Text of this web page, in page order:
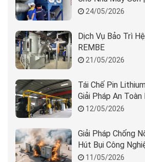
24/05/2026
Dịch Vụ Bảo Trì
REMBE
21/05/2026
Tái Chế Pin
Giải Pháp An Toàn
12/05/2026
Giải Pháp Chống
Hút Bụi Công
Solution
11/05/2026